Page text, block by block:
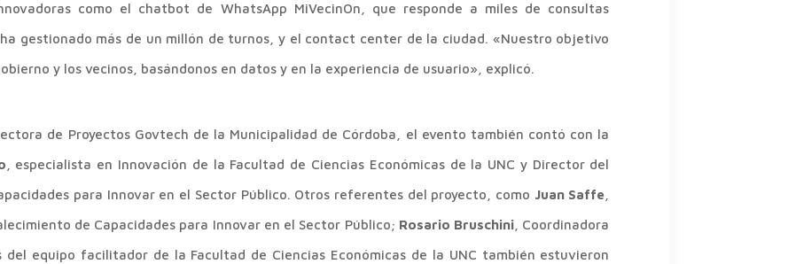
como el chatbot de WhatsApp MiVecinOn, que responde a miles de consultas
gestionado más de un millón de turnos, y el contact center de la ciudad. «Nuestro objetivo
y los vecinos, basándonos en datos y en la experiencia de usuario», explicó.
de Proyectos Govtech de la Municipalidad de Córdoba, el evento también contó con la
, especialista en Innovación de la Facultad de Ciencias Económicas de la UNC y Director del
para Innovar en el Sector Público. Otros referentes del proyecto, como Juan Saffe
de Capacidades para Innovar en el Sector Público; Rosario Bruschini , Coordinadora
del equipo facilitador de la Facultad de Ciencias Económicas de la UNC también estuvieron